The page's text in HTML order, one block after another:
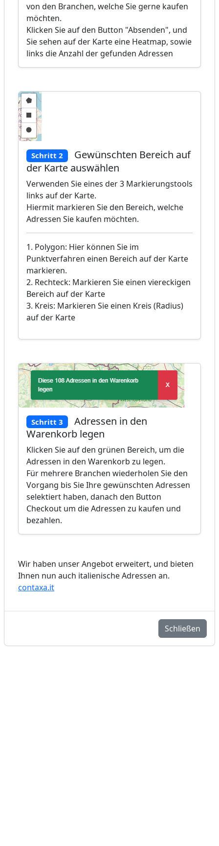
von den Branchen, welche Sie gerne kaufen
möchten.
Klicken Sie auf den Button "Absenden", und
Sie sehen auf der Karte eine Heatmap, sowie
links die Anzahl der gefunden Adressen
Schritt 2
Gewünschten Bereich auf
der Karte auswählen
Verwenden Sie eines der 3 Markierungstools
links auf der Karte.
Hiermit markieren Sie den Bereich, welche
Adressen Sie kaufen möchten.
1. Polygon: Hier können Sie im
Punktverfahren einen Bereich auf der Karte
markieren.
2. Rechteck: Markieren Sie einen viereckigen
Bereich auf der Karte
3. Kreis: Markieren Sie einen Kreis (Radius)
auf der Karte
Schritt 3
Adressen in den
Warenkorb legen
Klicken Sie auf den grünen Bereich, um die
Adressen in den Warenkorb zu legen.
Für mehrere Branchen wiederholen Sie den
Vorgang bis Sie Ihre gewünschten Adressen
selektiert haben, danach den Button
Checkout um die Adressen zu kaufen und
bezahlen.
Wir haben unser Angebot erweitert, und bieten
Ihnen nun auch italienische Adressen an.
contaxa.it
Schließen